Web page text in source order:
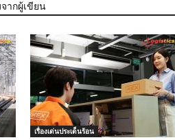
จากผู้เขียน
เรื่องเด่นประเด็นร้อน